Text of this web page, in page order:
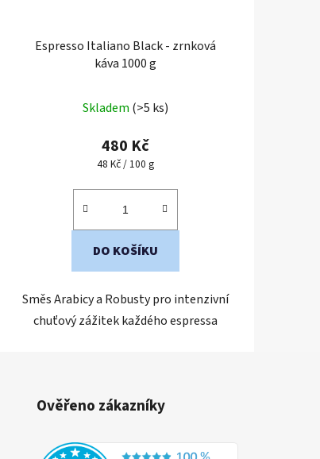
Espresso Italiano Black - zrnková
káva 1000 g
Skladem (>5 ks)
480 Kč
Měrná
48 Kč / 100 g
DO KOŠÍKU
Směs Arabicy a Robusty pro intenzivní
chuťový zážitek každého espressa
Ověřeno zákazníky